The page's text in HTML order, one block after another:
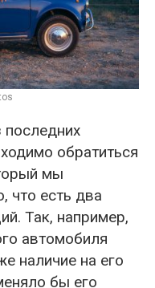
последних
обратиться
мы
что есть два
Так, например,
автомобиля
наличие на его
бы его